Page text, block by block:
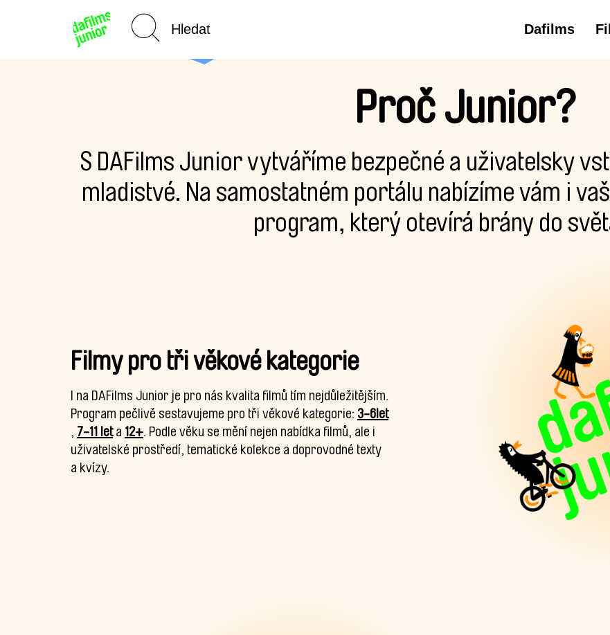
Domů Dafilms
Proč Junior?
S DAFilms Junior vytváříme bezpečné a uživatelsky
mladistvé. Na samostatném portálu nabízíme vám i
program, který otevírá brány do
Filmy pro tři věkové kategorie
I na DAFilms Junior je pro nás kvalita filmů tím nejdůležitějším.
Program pečlivě sestavujeme pro tři věkové kategorie: 3-6let
, 7-11 leta 12+. Podle věku se mění nejen nabídka filmů, ale i
uživatelské prostředí, tematické kolekce a doprovodné texty
a kvízy.